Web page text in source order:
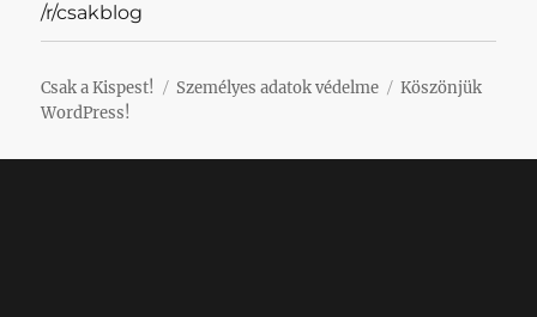
/r/csakblog
Csak a Kispest! Személyes adatok védelme
Köszönjük
WordPress!